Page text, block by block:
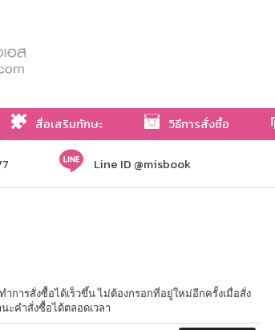
สื่อเสริมทักษะ วิธีการสั่งซื้อ
Line ID @misbook
ารสั่งซื้อได้เร็วขึ้น ไม่ต้องกรอกที่อยู่ใหม่อีกครั้งเมื่อสั่ง
ะคำสั่งซื้อได้ตลอดเวลา